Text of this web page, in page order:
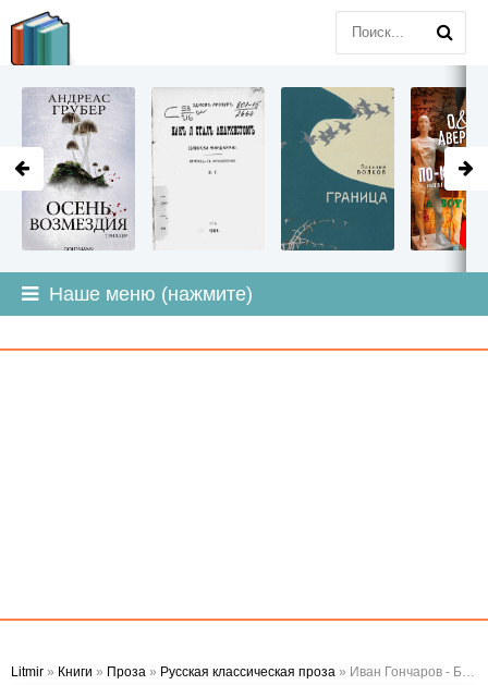
Наше меню (нажмите)
Litmir » Книги » Проза » Русская классическая проза » Иван Гончаров - Библиография (1965-1999)
LITMIR.ORG